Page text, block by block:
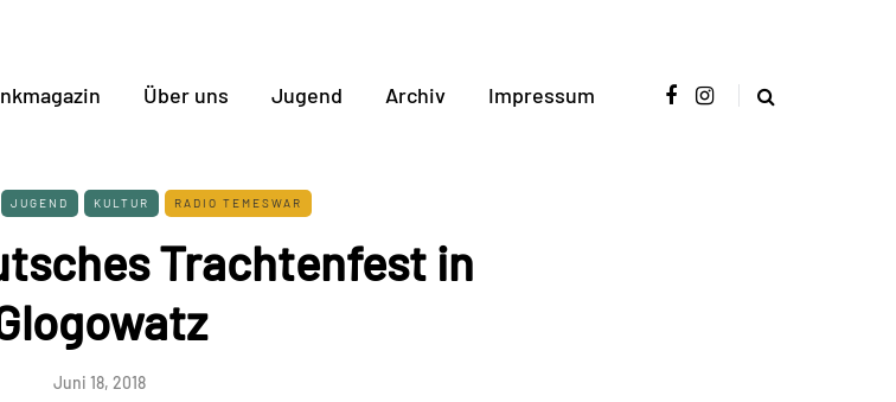
Über uns Jugend Archiv Impressum
JUGEND KULTUR RADIO TEMESWAR
Trachtenfest in
Juni 18, 2018